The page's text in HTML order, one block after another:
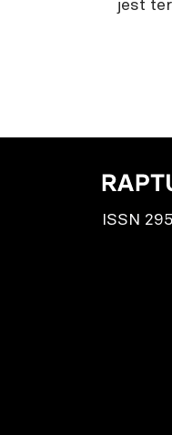
ISSN